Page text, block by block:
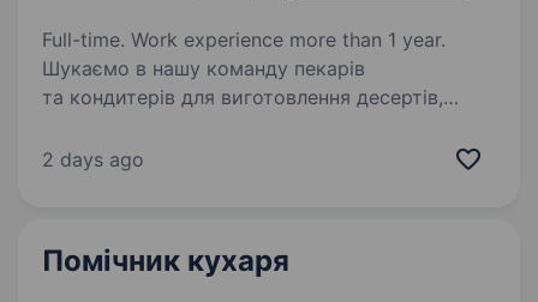
Full-time. Work experience more than 1 year.
Шукаємо в нашу команду пекарів
та кондитерів для виготовлення десертів,
швидкого харчивання Торти • Сирки в глазурі
2 days ago
Помічник кухаря